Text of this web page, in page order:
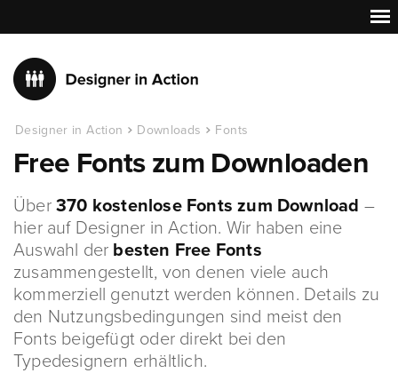
Designer in Action Downloads Fonts
Free Fonts zum Downloaden
Über 370 kostenlose Fonts zum Download –
hier auf Designer in Action. Wir haben eine
Auswahl der besten Free Fonts
zusammengestellt, von denen viele auch
kommerziell genutzt werden können. Details zu
den Nutzungsbedingungen sind meist den
Fonts beigefügt oder direkt bei den
Typedesignern erhältlich.